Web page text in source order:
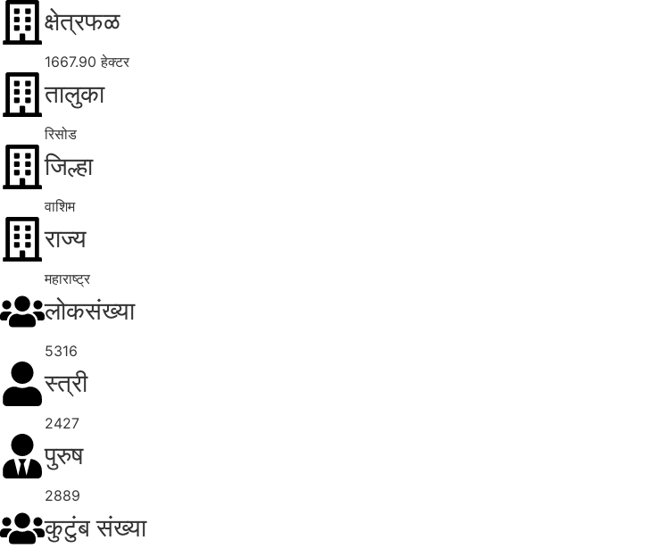
क्षेत्रफळ
1667.90 हेक्टर
तालुका
रिसोड
जिल्हा
वाशिम
राज्य
महाराष्ट्र
लोकसंख्या
5316
स्त्री
2427
पुरुष
2889
कुटुंब संख्या